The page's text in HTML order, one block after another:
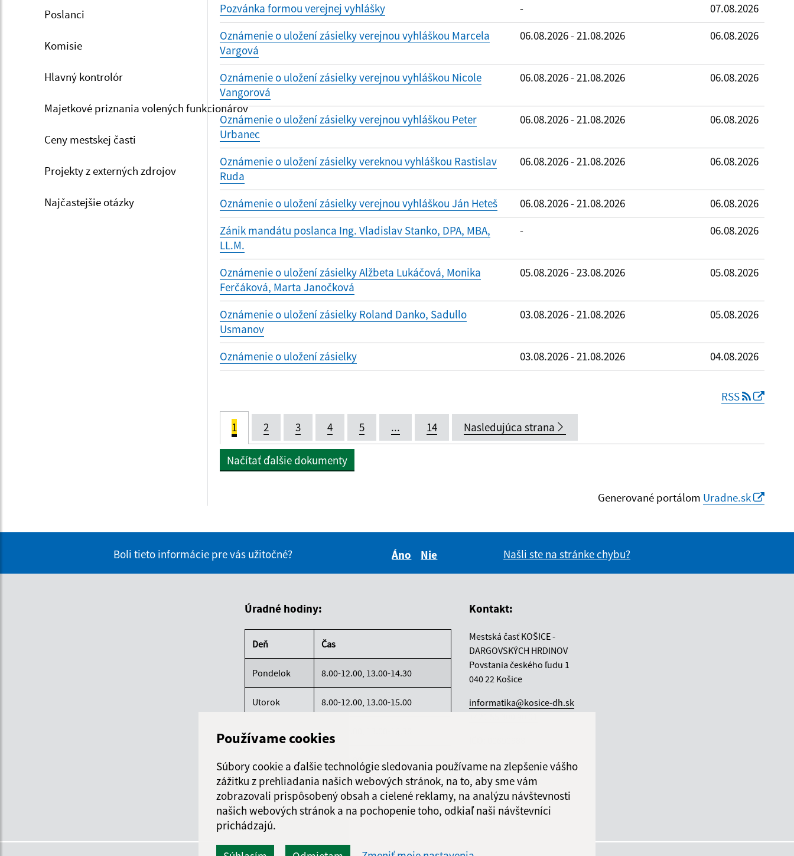
Používame cookies
Súbory cookie a ďalšie technológie sledovania používame na zlepšenie vášho
zážitku z prehliadania našich webových stránok, na to, aby sme vám
zobrazovali prispôsobený obsah a cielené reklamy, na analýzu návštevnosti
našich webových stránok a na pochopenie toho, odkiaľ naši návštevníci
prichádzajú.
Poslanci
Komisie
Hlavný kontrolór
Majetkové priznania volených funkcionárov
Ceny mestskej časti
Projekty z externých zdrojov
Najčastejšie otázky
Pozvánka formou verejnej vyhlášky
-
07.08.2026
Oznámenie o uložení zásielky verejnou vyhláškou Marcela
Vargová
06.08.2026 - 21.08.2026 06.08.2026
Oznámenie o uložení zásielky verejnou vyhláškou Nicole
Vangorová
06.08.2026 - 21.08.2026 06.08.2026
Oznámenie o uložení zásielky verejnou vyhláškou Peter
Urbanec
06.08.2026 - 21.08.2026 06.08.2026
Oznámenie o uložení zásielky vereknou vyhláškou Rastislav
Ruda
06.08.2026 - 21.08.2026 06.08.2026
Oznámenie o uložení zásielky verejnou vyhláškou Ján Heteš 06.08.2026 - 21.08.2026
06.08.2026
Zánik mandátu poslanca Ing. Vladislav Stanko, DPA, MBA,
LL.M.
- 06.08.2026
Oznámenie o uložení zásielky Alžbeta Lukáčová, Monika
Ferčáková, Marta Janočková
05.08.2026 - 23.08.2026 05.08.2026
Oznámenie o uložení zásielky Roland Danko, Sadullo
Usmanov
03.08.2026 - 21.08.2026 05.08.2026
Oznámenie o uložení zásielky 03.08.2026 - 21.08.2026 04.08.2026
RSS
1 2 3 4 5 ... 14 Nasledujúca strana
Načítať ďalšie dokumenty
Generované portálom Uradne.sk
Boli tieto informácie pre vás užitočné?
Áno
Nie
Našli ste na stránke chybu?
Úradné hodiny:
Deň Čas
Pondelok 8.00-12.00, 13.00-14.30
Utorok 8.00-12.00, 13.00-15.00
Štvrtok 8.00-12.00
Piatok 8.00-12.00
Kontakt:
Mestská časť KOŠICE -
DARGOVSKÝCH HRDINOV
Povstania českého ľudu 1
040 22 Košice
informatika@kosice-dh.sk